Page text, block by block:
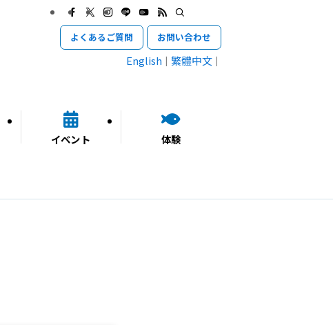
イベント 体験
よくあるご質問 お問い合わせ
English 繁體中文